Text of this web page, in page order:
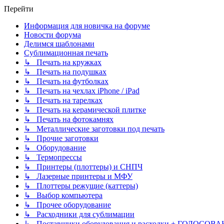
Перейти
Информация для новичка на форуме
Новости форума
Делимся шаблонами
Сублимационная печать
↳ Печать на кружках
↳ Печать на подушках
↳ Печать на футболках
↳ Печать на чехлах iPhone / iPad
↳ Печать на тарелках
↳ Печать на керамической плитке
↳ Печать на фотокамнях
↳ Металлические заготовки под печать
↳ Прочие заготовки
↳ Оборудование
↳ Термопрессы
↳ Принтеры (плоттеры) и СНПЧ
↳ Лазерные принтеры и МФУ
↳ Плоттеры режущие (каттеры)
↳ Выбор компьютера
↳ Прочее оборудование
↳ Расходники для сублимации